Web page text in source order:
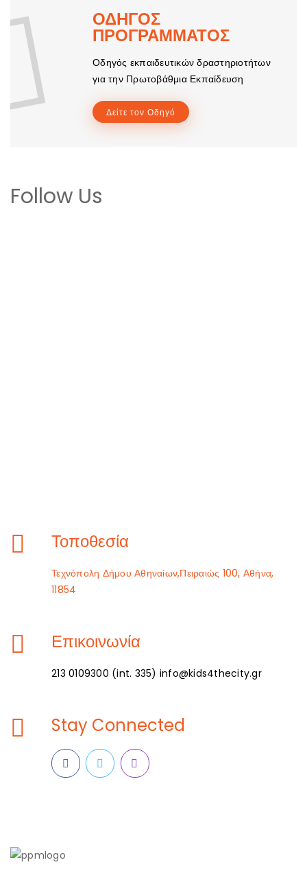
ΟΔΗΓΟΣ
ΠΡΟΓΡΑΜΜΑΤΟΣ
Οδηγός εκπαιδευτικών δραστηριοτήτων
για την Πρωτοβάθμια Εκπαίδευση
Δείτε τον Οδηγό
Follow Us
Τοποθεσία
Τεχνόπολη Δήμου Αθηναίων,Πειραιώς 100, Αθήνα,
11854
Επικοινωνία
213 0109300 (int. 335) info@kids4thecity.gr
Stay Connected